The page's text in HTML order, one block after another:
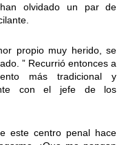
olvidado un par de
propio muy herido, se
” Recurrió entonces a
más tradicional y
con el jefe de los
este centro penal hace